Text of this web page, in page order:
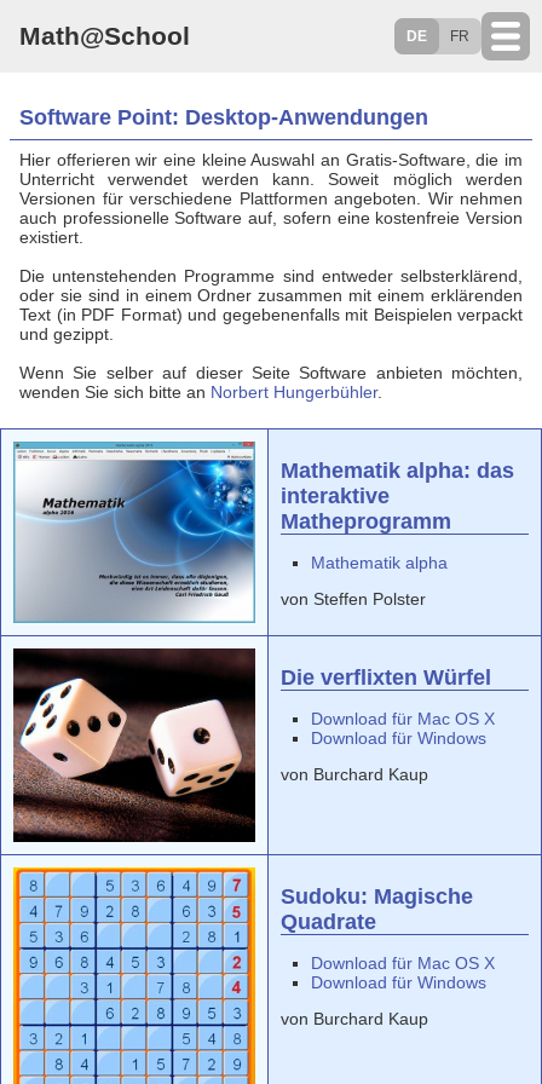
Software Point: Desktop-Anwendungen
Hier offerieren wir eine kleine Auswahl an Gratis-Software, die im
Unterricht verwendet werden kann. Soweit möglich werden
Versionen für verschiedene Plattformen angeboten. Wir nehmen
auch professionelle Software auf, sofern eine kostenfreie Version
existiert.
Die untenstehenden Programme sind entweder selbsterklärend,
oder sie sind in einem Ordner zusammen mit einem erklärenden
Text (in PDF Format) und gegebenenfalls mit Beispielen verpackt
und gezippt.
Wenn Sie selber auf dieser Seite Software anbieten möchten,
wenden Sie sich bitte an Norbert Hungerbühler.
Mathematik alpha: das
interaktive
Matheprogramm
Mathematik alpha
von Steffen Polster
Die verflixten Würfel
Download für Mac OS X
Download für Windows
von Burchard Kaup
Sudoku: Magische
Quadrate
Download für Mac OS X
Download für Windows
von Burchard Kaup
Math@School DE FR